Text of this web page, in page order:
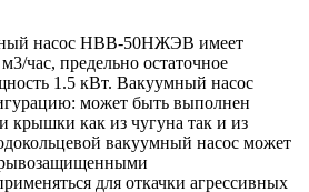
насос НВВ-50НЖЭВ имеет
час, предельно остаточное
1.5 кВт. Вакуумный насос
может быть выполнен
крышки как из чугуна так и из
вакуумный насос может
для откачки агрессивных